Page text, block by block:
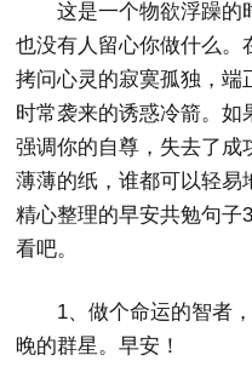
这是一个物欲浮躁的
也没有人留心你做什么。
拷问心灵的寂寞孤独，端
时常袭来的诱惑冷箭。如
强调你的自尊，失去了成
薄薄的纸，谁都可以轻易
精心整理的早安共勉句子
看吧。
1、做个命运的智者
晚的群星。早安！